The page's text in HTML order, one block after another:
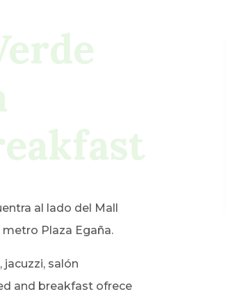
al lado del Mall
Plaza Egaña.
jacuzzi, salón
and breakfast ofrece